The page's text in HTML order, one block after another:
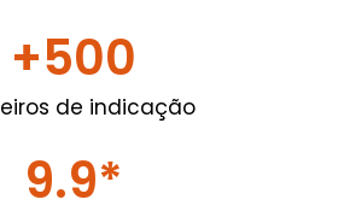
de indicação
+500
9.9*